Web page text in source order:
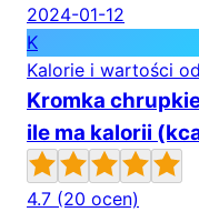
2024-01-12
K
Kalorie i wartości
Kromka
ile ma kalorii
4.7 (20 ocen)